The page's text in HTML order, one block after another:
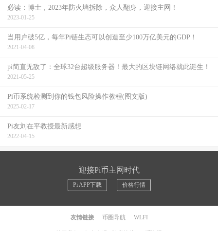
必读：博士，2023年防火墙拆除，众人翻身，迎接主网！
2023-01-25
当用户破5亿，每年Pi链生态可以创造至少100万亿美元的GDP！
2021-04-08
pi简直无敌了：全球32台超级服务器！最大的区块链网络就此诞生！
2021-05-25
Pi币系统检测到你的钱包风险操作教程(图文版)
2025-02-17
Pi友刘在平教授最新感想
2022-04-15
迎接Pi币主网时代
Pi APP下载 价格行情
友情链接 币圈导航 WLFI